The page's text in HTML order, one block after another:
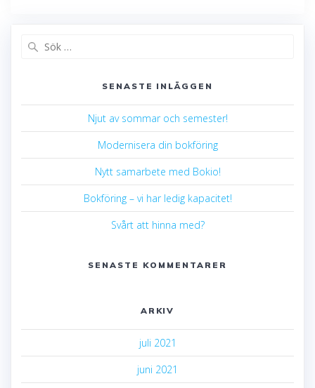
SENASTE INLÄGGEN
Njut av sommar och semester!
Modernisera din bokföring
Nytt samarbete med Bokio!
Bokföring – vi har ledig kapacitet!
Svårt att hinna med?
SENASTE KOMMENTARER
ARKIV
juli 2021
juni 2021